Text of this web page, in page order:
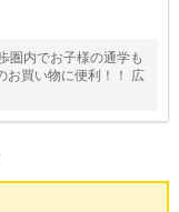
圏内でお子様の通学も
お買い物に便利！！ 広